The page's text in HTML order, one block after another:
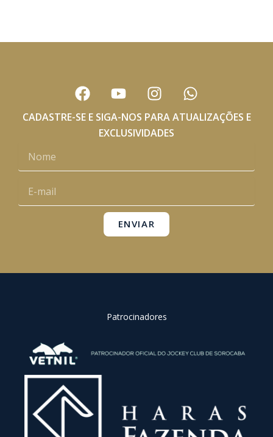
F
a
c
o
Y
o
u
t
e
I
n
s
t
r
m
W
h
a
p
CADASTRE-SE E SIGA-NOS PARA ATUALIZAÇÕES E
EXCLUSIVIDADES
mail
ENVIAR
Patrocinadores